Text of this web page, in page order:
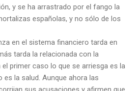
y se ha arrastrado por el fango la
españolas, y no sólo de los
en el sistema financiero tarda en
tarda la relacionada con la
primer caso lo que se arriesga es la
es la salud. Aunque ahora las